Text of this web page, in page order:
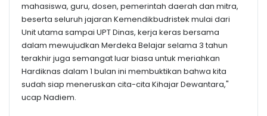
mahasiswa, guru, dosen, pemerintah daerah dan mitra,
beserta seluruh jajaran Kemendikbudristek mulai dari
Unit utama sampai UPT Dinas, kerja keras bersama
dalam mewujudkan Merdeka Belajar selama 3 tahun
terakhir juga semangat luar biasa untuk meriahkan
Hardiknas dalam 1 bulan ini membuktikan bahwa kita
sudah siap meneruskan cita-cita Kihajar Dewantara,"
ucap Nadiem.